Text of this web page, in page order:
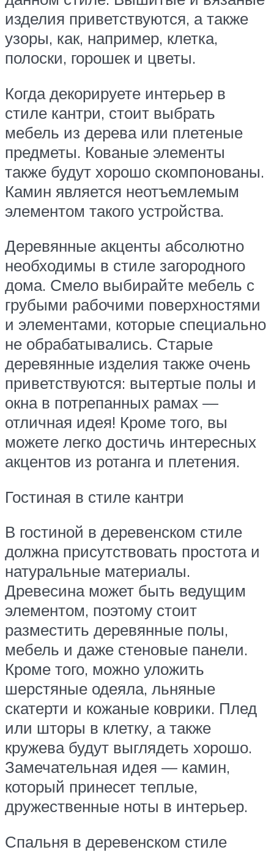
изделия приветствуются, а также
узоры, как, например, клетка,
полоски, горошек и цветы.
Когда декорируете интерьер в
стиле кантри, стоит выбрать
мебель из дерева или плетеные
предметы. Кованые элементы
также будут хорошо скомпонованы.
Камин является неотъемлемым
элементом такого устройства.
Деревянные акценты абсолютно
необходимы в стиле загородного
дома. Смело выбирайте мебель с
грубыми рабочими поверхностями
и элементами, которые специально
не обрабатывались. Старые
деревянные изделия также очень
приветствуются: вытертые полы и
окна в потрепанных рамах —
отличная идея! Кроме того, вы
можете легко достичь интересных
акцентов из ротанга и плетения.
Гостиная в стиле кантри
В гостиной в деревенском стиле
должна присутствовать простота и
натуральные материалы.
Древесина может быть ведущим
элементом, поэтому стоит
разместить деревянные полы,
мебель и даже стеновые панели.
Кроме того, можно уложить
шерстяные одеяла, льняные
скатерти и кожаные коврики. Плед
или шторы в клетку, а также
кружева будут выглядеть хорошо.
Замечательная идея — камин,
который принесет теплые,
дружественные ноты в интерьер.
Спальня в деревенском стиле